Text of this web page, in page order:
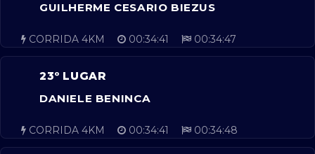
GUILHERME CESARIO BIEZUS
CORRIDA 4KM 00:34:41 00:34:47
23º LUGAR
DANIELE BENINCA
CORRIDA 4KM 00:34:41 00:34:48